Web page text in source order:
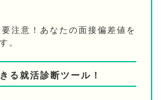
注意！あなたの面接偏差値を
。
る就活診断ツール！